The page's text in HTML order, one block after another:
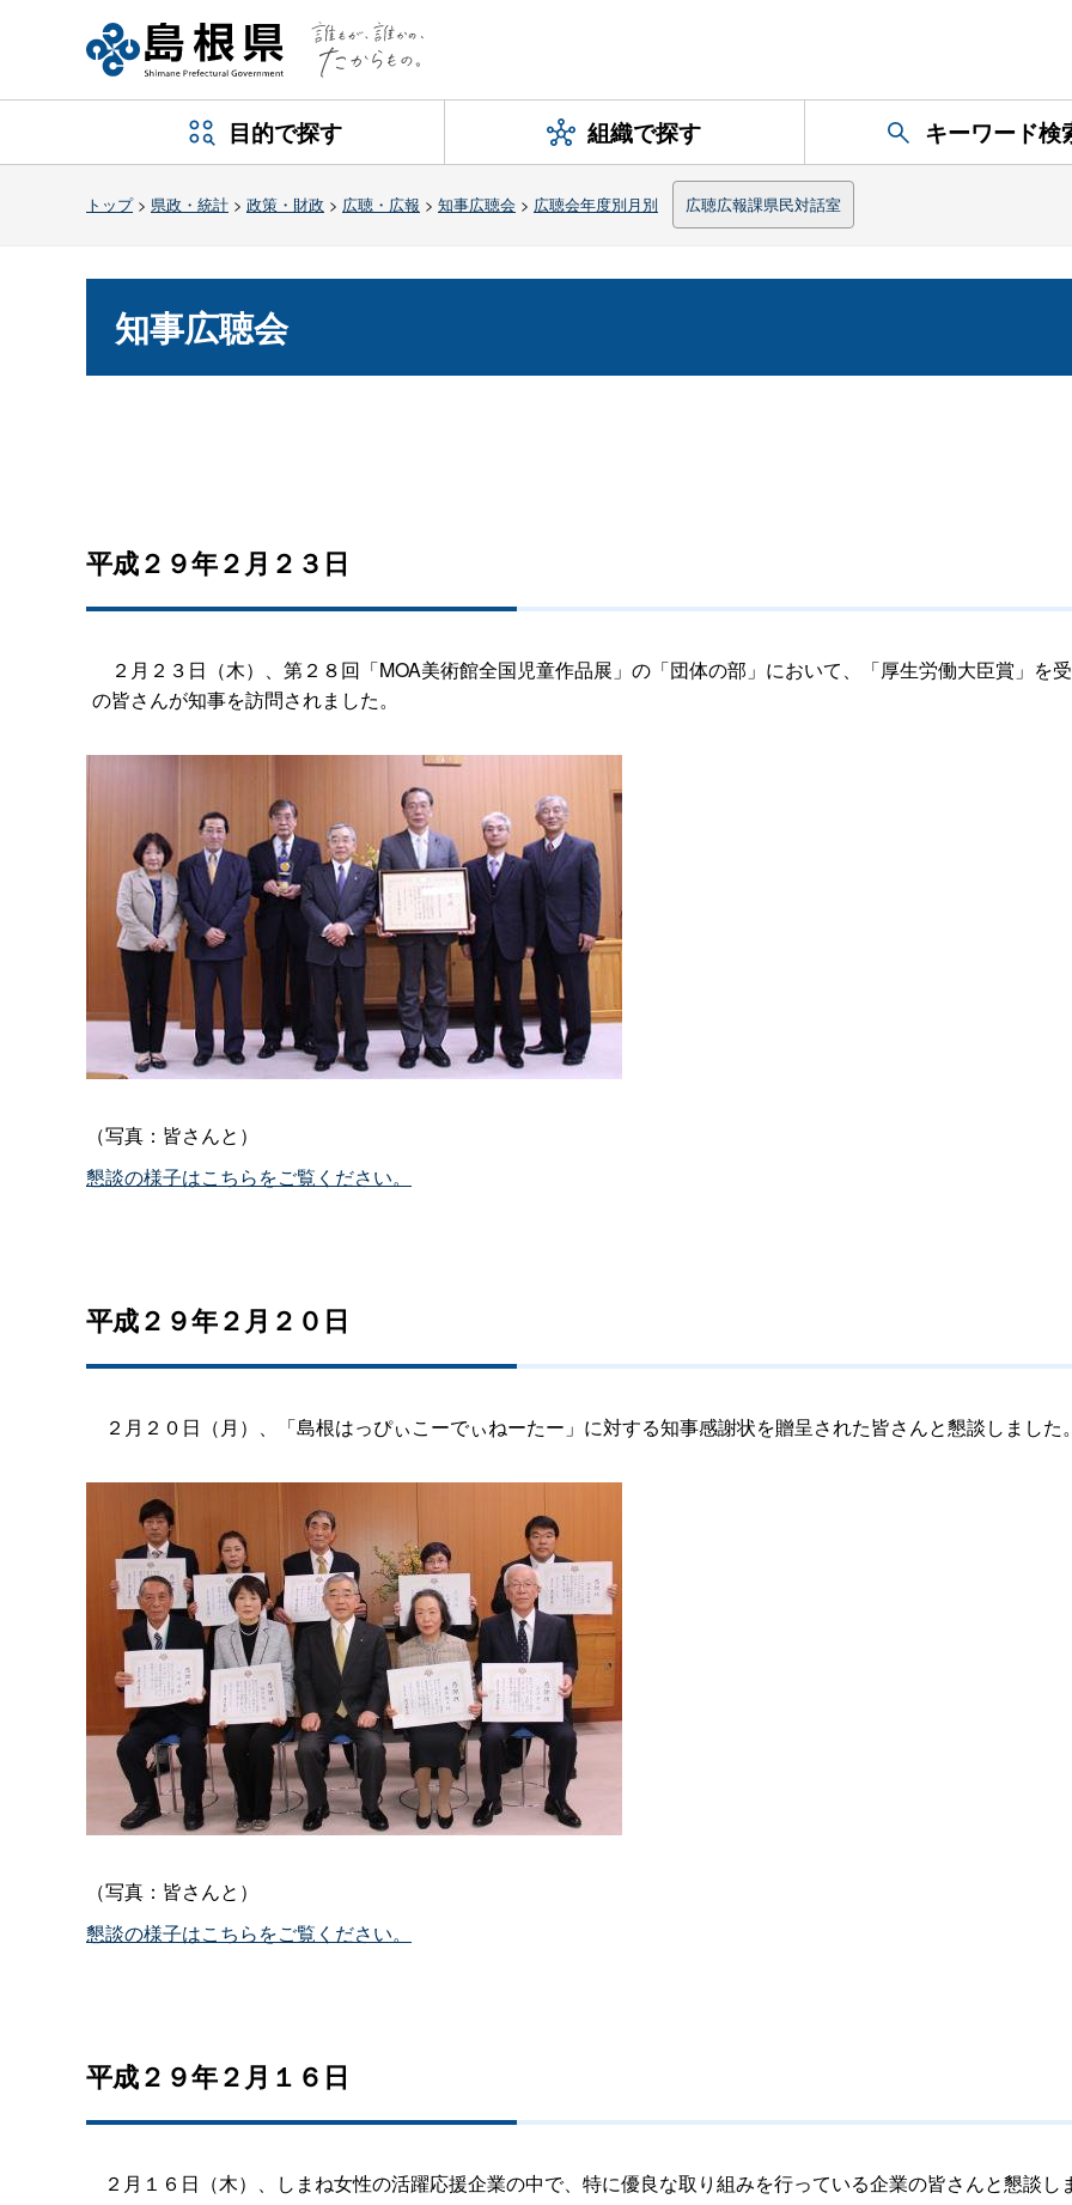
目的で探す 組織で探す キーワード検
トップ> 県政・統計 > 政策・財政 > 広聴・広報 > 知事広聴会 > 広聴会年度別月別 広聴広報課県民対話室
知事広聴会
平成２９年２月２３日
２月２３日（木）、第２８回「MOA美術館全国児童作品展」の「団体の部」において、「厚生労働大臣賞」を
の皆さんが知事を訪問されました。
（写真：皆さんと）
懇談の様子はこちらをご覧ください。
平成２９年２月２０日
２ 月２０ 日（月）、「島根はっぴぃこーでぃねーたー」に対する知事感謝状を贈呈された皆さんと懇談しました
（写真：皆さんと）
懇談の様子はこちらをご覧ください。
平成２９年２月１６日
２月１６日（木）、しまね女性の活躍応援企業の中で、特に優良な取り組みを行っている企業の皆さんと懇談し